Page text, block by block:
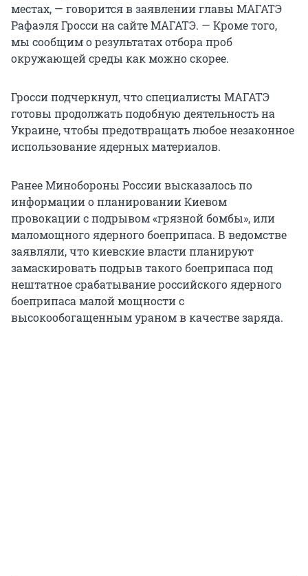
местах, — говорится в заявлении главы МАГАТЭ
Рафаэля Гросси на сайте МАГАТЭ. — Кроме того,
мы сообщим о результатах отбора проб
окружающей среды как можно скорее.
Гросси подчеркнул, что специалисты МАГАТЭ
готовы продолжать подобную деятельность на
Украине, чтобы предотвращать любое незаконное
использование ядерных материалов.
Ранее Минобороны России высказалось по
информации о планировании Киевом
провокации с подрывом «грязной бомбы», или
маломощного ядерного боеприпаса. В ведомстве
заявляли, что киевские власти планируют
замаскировать подрыв такого боеприпаса под
нештатное срабатывание российского ядерного
боеприпаса малой мощности с
высокообогащенным ураном в качестве заряда.